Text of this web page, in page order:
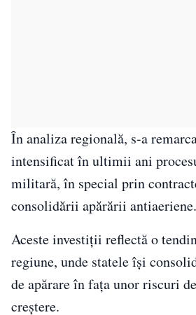
În analiza regională, s-a
intensificat în ultimii ani
militară, în special prin
consolidării apărării antiaeriene.
Aceste investiții reflectă o
regiune, unde statele își
de apărare în fața unor riscuri
creștere.